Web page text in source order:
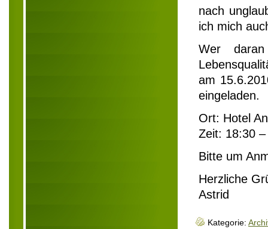
nach
ich mich
Wer
am
eingeladen.
Ort: Hotel
Zeit: 18:30
Bitte um
Herzliche
Astrid
Kategorie: